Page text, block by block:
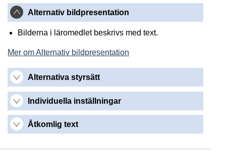
Alternativ bildpresentation
Bilderna i läromedlet beskrivs med text.
Mer om Alternativ bildpresentation
Alternativa styrsätt
Individuella inställningar
Åtkomlig text